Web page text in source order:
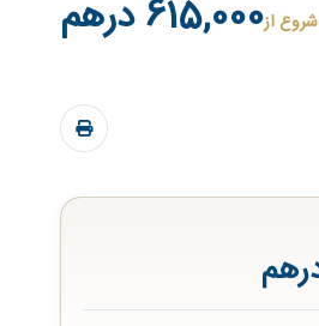
شروع از615,000 درهم